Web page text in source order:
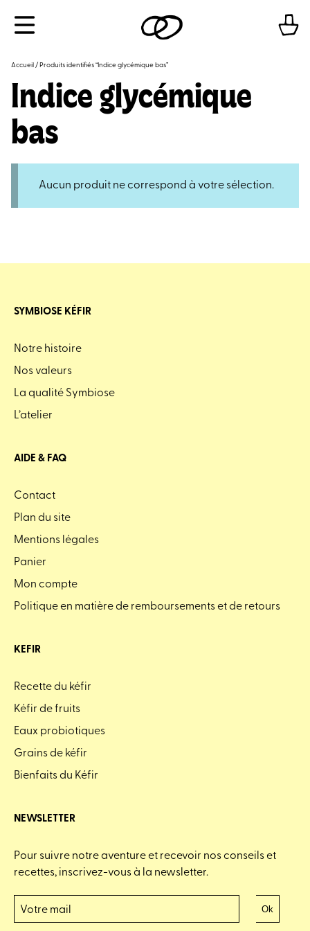
Accueil / Produits identifiés “Indice glycémique bas”
Indice glycémique
bas
Aucun produit ne correspond à votre sélection.
SYMBIOSE KÉFIR
Notre histoire
Nos valeurs
La qualité Symbiose
L’atelier
AIDE & FAQ
Contact
Plan du site
Mentions légales
Panier
Mon compte
Politique en matière de remboursements et de retours
KEFIR
Recette du kéfir
Kéfir de fruits
Eaux probiotiques
Grains de kéfir
Bienfaits du Kéfir
NEWSLETTER
Pour suivre notre aventure et recevoir nos conseils et
recettes, inscrivez-vous à la newsletter.
Ok